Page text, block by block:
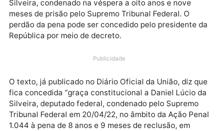
O presidente Jair Bolsonaro concedeu na tarde
quinta-feira (21), perdão da pena ao deputado Daniel
meses de prisão pelo Supremo Tribunal Federal. O
República por meio de decreto.
Publicidade